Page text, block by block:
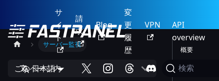
サ
イ
ト
請
求
Blog
変
更
履
歴
VPN
API
overview
日本語 検索
サーバー監視
このページ内
概要
現在の統
計の表示